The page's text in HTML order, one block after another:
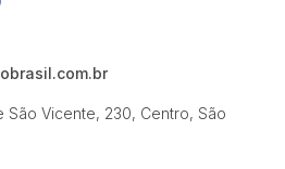
São Vicente, 230, Centro, São